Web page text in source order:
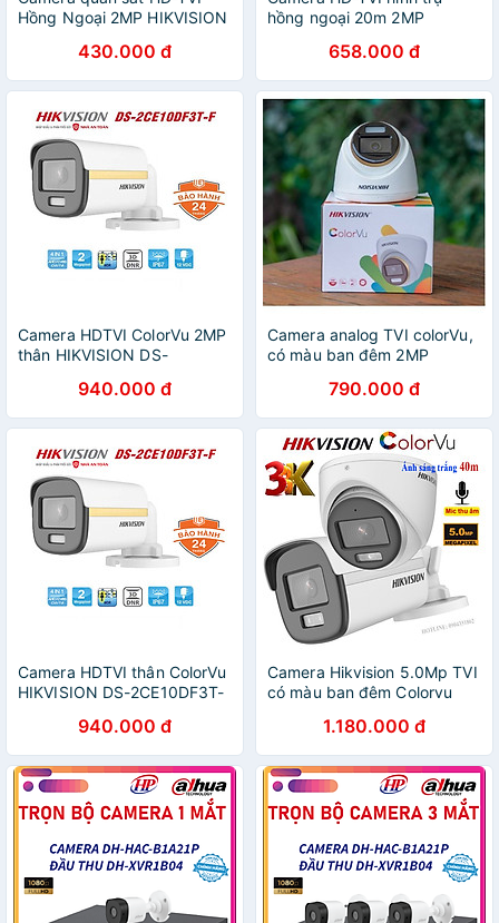
Hồng Ngoại 2MP HIKVISION
Chính Hãng430.000 đ
hồng ngoại 20m 2MP
- Hàng Chính Hãng
658.000 đ
Camera HDTVI ColorVu 2MP
thân HIKVISION DS-
hãng Nhà An Toàn PP
940.000 đ
Camera analog TVI colorVu,
có màu ban đêm 2MP
MF ,hàng chính hãng
790.000 đ
Camera HDTVI thân ColorVu
HIKVISION DS-2CE10DF3T-
hãng Nhà An Toàn PP
940.000 đ
Camera Hikvision 5.0Mp TVI
có màu ban đêm Colorvu
thanh-Hàng chính hãng
1.180.000 đ